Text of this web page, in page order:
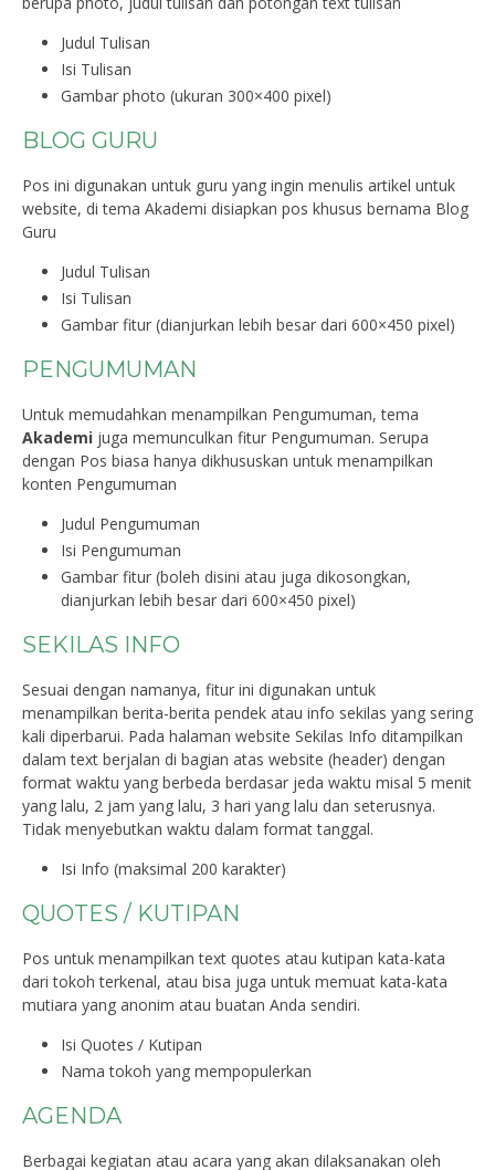
Judul Tulisan
Isi Tulisan
Gambar photo (ukuran 300×400 pixel)
BLOG GURU
Pos ini digunakan untuk guru yang ingin menulis artikel untuk
website, di tema Akademi disiapkan pos khusus bernama Blog
Guru
Judul Tulisan
Isi Tulisan
Gambar fitur (dianjurkan lebih besar dari 600×450 pixel)
PENGUMUMAN
Untuk memudahkan menampilkan Pengumuman, tema
Akademi juga memunculkan fitur Pengumuman. Serupa
dengan Pos biasa hanya dikhususkan untuk menampilkan
konten Pengumuman
Judul Pengumuman
Isi Pengumuman
Gambar fitur (boleh disini atau juga dikosongkan,
dianjurkan lebih besar dari 600×450 pixel)
SEKILAS INFO
Sesuai dengan namanya, fitur ini digunakan untuk
menampilkan berita-berita pendek atau info sekilas yang sering
kali diperbarui. Pada halaman website Sekilas Info ditampilkan
dalam text berjalan di bagian atas website (header) dengan
format waktu yang berbeda berdasar jeda waktu misal 5 menit
yang lalu, 2 jam yang lalu, 3 hari yang lalu dan seterusnya.
Tidak menyebutkan waktu dalam format tanggal.
Isi Info (maksimal 200 karakter)
QUOTES / KUTIPAN
Pos untuk menampilkan text quotes atau kutipan kata-kata
dari tokoh terkenal, atau bisa juga untuk memuat kata-kata
mutiara yang anonim atau buatan Anda sendiri.
Isi Quotes / Kutipan
Nama tokoh yang mempopulerkan
AGENDA
Berbagai kegiatan atau acara yang akan dilaksanakan oleh